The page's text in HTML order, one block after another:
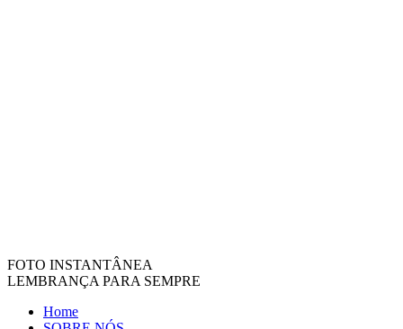
FOTO INSTANTÂNEA
LEMBRANÇA PARA SEMPRE
Home